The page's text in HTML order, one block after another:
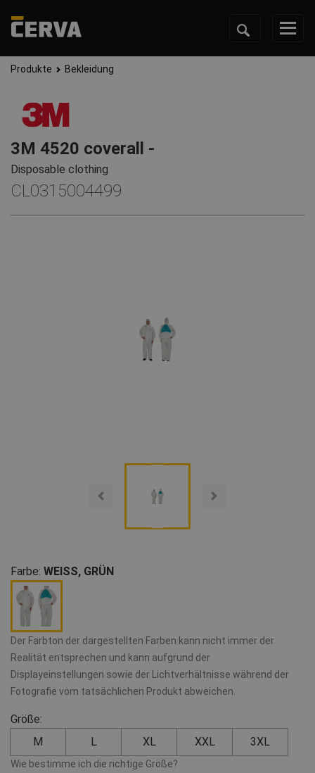
Produkte Bekleidung
3M 4520 coverall -
Disposable clothing
CL0315004499
Farbe: WEISS, GRÜN
Der Farbton der dargestellten Farben kann nicht immer der
Realität entsprechen und kann aufgrund der
Displayeinstellungen sowie der Lichtverhältnisse während der
Fotografie vom tatsächlichen Produkt abweichen.
Größe:
M
L XL XXL 3XL
Wie bestimme ich die richtige Größe?